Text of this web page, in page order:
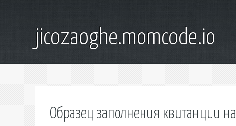
jicozaoghe.momcode.io
Образец заполнения квитанции